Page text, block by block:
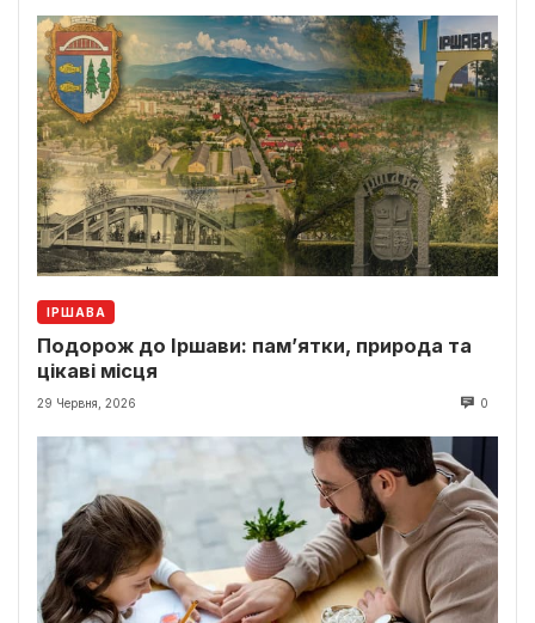
ІРШАВА
Подорож до Іршави: пам’ятки, природа та
цікаві місця
29 Червня, 2026 0